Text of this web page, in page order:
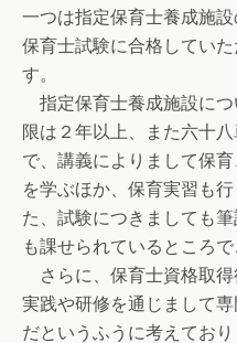
一つは指定保育士養成施
保育士試験に合格してい
す。
指定保育士養成施設に
限は２年以上、また六十
で、講義によりまして保
を学ぶほか、保育実習も
た、試験につきましても
も課せられているところで
さらに、保育士資格取
実践や研修を通じまして
だというふうに考えてお